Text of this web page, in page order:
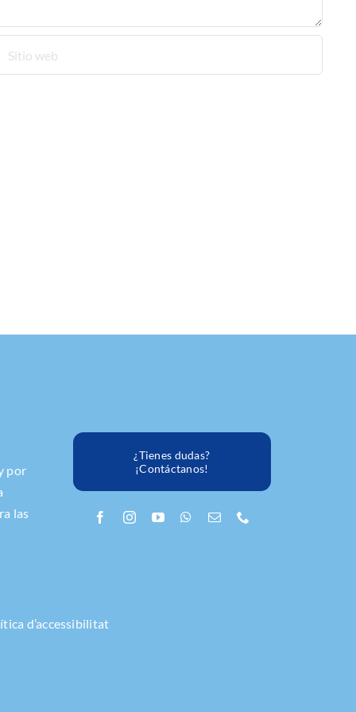
por
las
¿Tienes dudas?
¡Contáctanos!
d’accessibilitat